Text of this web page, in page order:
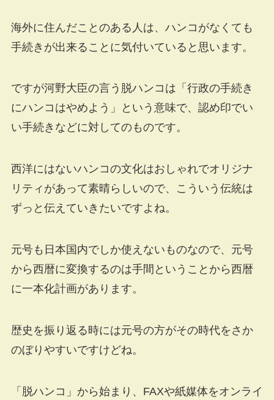
海外に住んだことのある人は、ハンコがなくても
手続きが出来ることに気付いていると思います。
ですが河野大臣の言う脱ハンコは「行政の手続き
にハンコはやめよう」という意味で、認め印でい
い手続きなどに対してのものです。
西洋にはないハンコの文化はおしゃれでオリジナ
リティがあって素晴らしいので、こういう伝統は
ずっと伝えていきたいですよね。
元号も日本国内でしか使えないものなので、元号
から西暦に変換するのは手間ということから西暦
に一本化計画があります。
歴史を振り返る時には元号の方がその時代をさか
のぼりやすいですけどね。
「脱ハンコ」から始まり、FAXや紙媒体をオンライ